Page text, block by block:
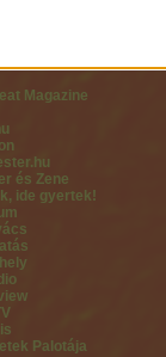
Magazine
és Zene
ide gyertek!
Palotája